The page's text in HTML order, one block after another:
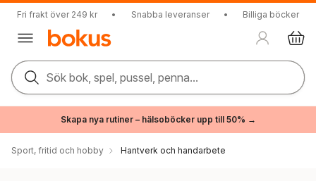
Fri frakt över 249 kr • Snabba leveranser • Billiga böcker
Sök bok, spel, pussel, penna...
Skapa nya rutiner – hälsoböcker upp till 50% →
Sport, fritid och hobby Hantverk och handarbete